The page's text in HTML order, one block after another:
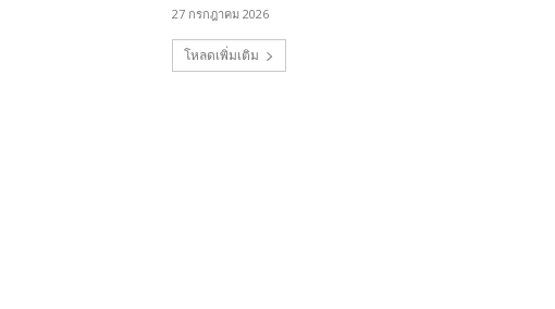
27 กรกฎาคม 2026
โหลดเพิ่มเติม